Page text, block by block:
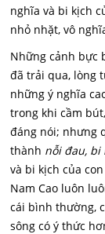
nghĩa và bi kịch
nhỏ nhặt, vô
Những cảnh bực
đã trải qua, lòng
những ý nghĩa
trong khi cầm
đáng nói; nhưng
thành nỗi đau, bi
và bi kịch của
Nam Cao luôn
cái bình thường,
sông có ý thức